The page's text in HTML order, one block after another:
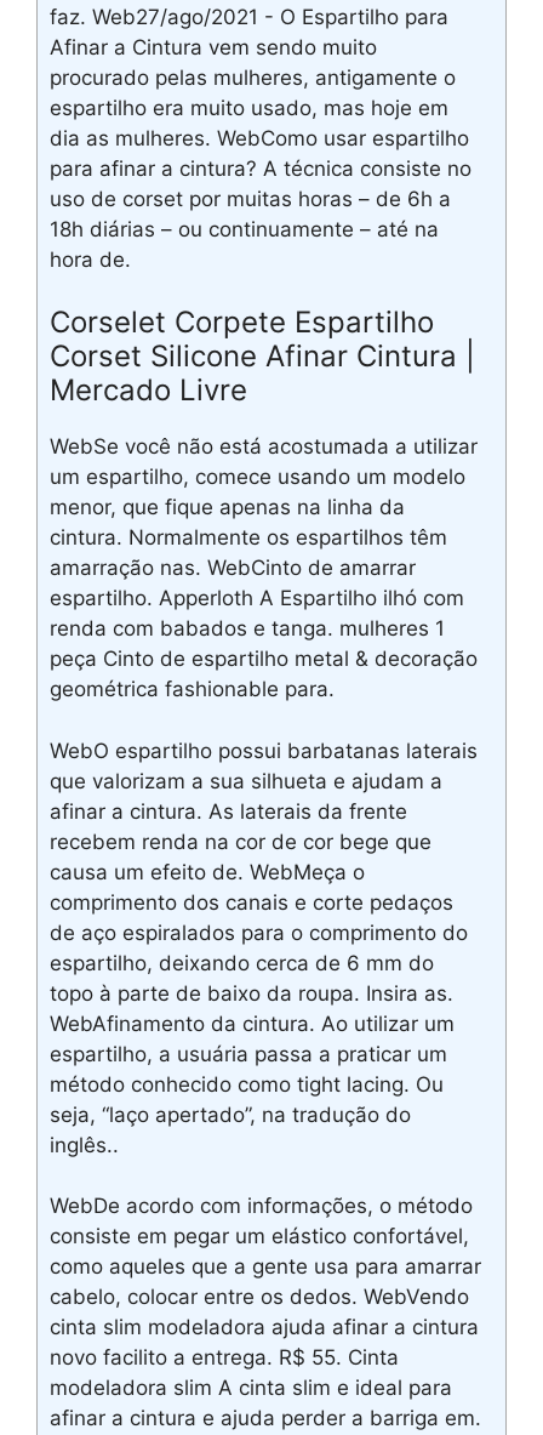
faz. Web27/ago/2021 - O Espartilho para
Afinar a Cintura vem sendo muito
procurado pelas mulheres, antigamente o
espartilho era muito usado, mas hoje em
dia as mulheres. WebComo usar espartilho
para afinar a cintura? A técnica consiste no
uso de corset por muitas horas – de 6h a
18h diárias – ou continuamente – até na
hora de.
Corselet Corpete Espartilho
Corset Silicone Afinar Cintura |
Mercado Livre
WebSe você não está acostumada a utilizar
um espartilho, comece usando um modelo
menor, que fique apenas na linha da
cintura. Normalmente os espartilhos têm
amarração nas. WebCinto de amarrar
espartilho. Apperloth A Espartilho ilhó com
renda com babados e tanga. mulheres 1
peça Cinto de espartilho metal & decoração
geométrica fashionable para.
WebO espartilho possui barbatanas laterais
que valorizam a sua silhueta e ajudam a
afinar a cintura. As laterais da frente
recebem renda na cor de cor bege que
causa um efeito de. WebMeça o
comprimento dos canais e corte pedaços
de aço espiralados para o comprimento do
espartilho, deixando cerca de 6 mm do
topo à parte de baixo da roupa. Insira as.
WebAfinamento da cintura. Ao utilizar um
espartilho, a usuária passa a praticar um
método conhecido como tight lacing. Ou
seja, “laço apertado”, na tradução do
inglês..
WebDe acordo com informações, o método
consiste em pegar um elástico confortável,
como aqueles que a gente usa para amarrar
cabelo, colocar entre os dedos. WebVendo
cinta slim modeladora ajuda afinar a cintura
novo facilito a entrega. R$ 55. Cinta
modeladora slim A cinta slim e ideal para
afinar a cintura e ajuda perder a barriga em.